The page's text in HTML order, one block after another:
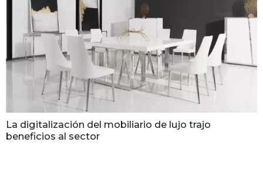
La digitalización del mobiliario de lujo trajo
beneficios al sector